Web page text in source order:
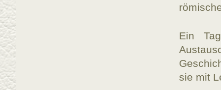
Ein
sie mit